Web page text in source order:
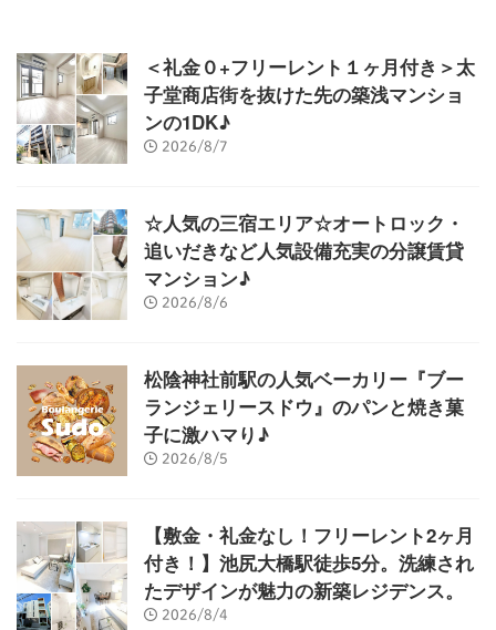
＜礼金０+フリーレント１ヶ月付き＞太
子堂商店街を抜けた先の築浅マンショ
ンの1DK♪
2026/8/7
☆人気の三宿エリア☆オートロック・
追いだきなど人気設備充実の分譲賃貸
マンション♪
2026/8/6
松陰神社前駅の人気ベーカリー『ブー
ランジェリースドウ』のパンと焼き菓
子に激ハマり♪
2026/8/5
【敷金・礼金なし！フリーレント2ヶ月
付き！】池尻大橋駅徒歩5分。洗練され
たデザインが魅力の新築レジデンス。
2026/8/4